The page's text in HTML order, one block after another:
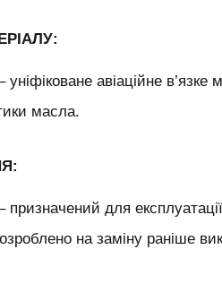
уніфіковане авіаційне
масла.
призначений для
на заміну раніше